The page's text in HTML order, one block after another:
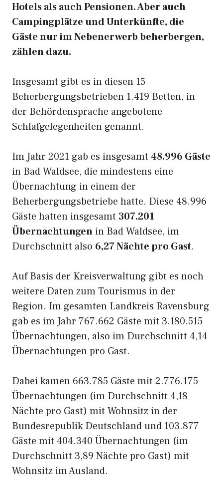
Hotels als auch Pensionen. Aber auch
Campingplätze und Unterkünfte, die
Gäste nur im Nebenerwerb beherbergen,
zählen dazu.
Insgesamt gibt es in diesen 15
Beherbergungsbetrieben 1.419 Betten, in
der Behördensprache angebotene
Schlafgelegenheiten genannt.
Im Jahr 2021 gab es insgesamt 48.996 Gäste
in Bad Waldsee, die mindestens eine
Übernachtung in einem der
Beherbergungsbetriebe hatte. Diese 48.996
Gäste hatten insgesamt 307.201
Übernachtungen in Bad Waldsee, im
Durchschnitt also 6,27 Nächte pro Gast.
Auf Basis der Kreisverwaltung gibt es noch
weitere Daten zum Tourismus in der
Region. Im gesamten Landkreis Ravensburg
gab es im Jahr 767.662 Gäste mit 3.180.515
Übernachtungen, also im Durchschnitt 4,14
Übernachtungen pro Gast.
Dabei kamen 663.785 Gäste mit 2.776.175
Übernachtungen (im Durchschnitt 4,18
Nächte pro Gast) mit Wohnsitz in der
Bundesrepublik Deutschland und 103.877
Gäste mit 404.340 Übernachtungen (im
Durchschnitt 3,89 Nächte pro Gast) mit
Wohnsitz im Ausland.